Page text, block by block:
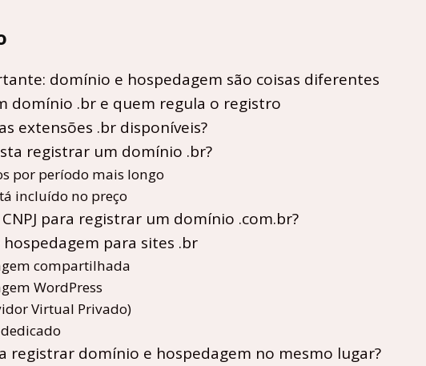
domínio e hospedagem são coisas diferentes
domínio .br e quem regula o registro
extensões .br disponíveis?
registrar um domínio .br?
por período mais longo
incluído no preço
para registrar um domínio .com.br?
hospedagem para sites .br
compartilhada
WordPress
Virtual Privado)
registrar domínio e hospedagem no mesmo lugar?